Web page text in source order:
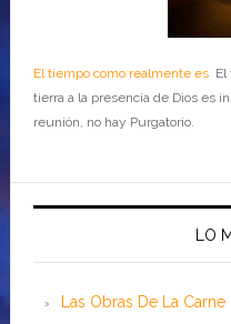
El tiempo como realmente esEl
tierra a la presencia de Dios es
reunión, no hay Purgatorio.
LO
Las Obras De La Carne